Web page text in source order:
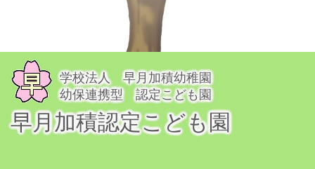
学校法人 早月加積幼稚園
幼保連携型 認定こども園
早月加積認定こども園